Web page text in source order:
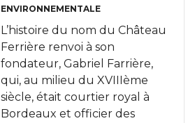
ENVIRONNEMENTALE
L’histoire du nom du Château
Ferrière renvoi à son
fondateur, Gabriel Farrière,
qui, au milieu du XVIIIème
siècle, était courtier royal à
Bordeaux et officier des